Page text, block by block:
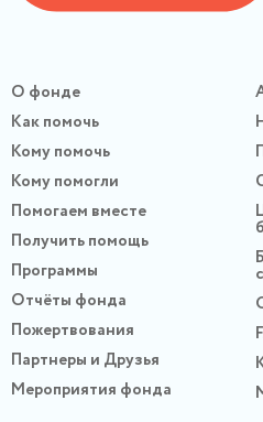
О фонде
Как помочь
Кому помочь
Кому помогли
Помогаем вместе
Получить помощь
Программы
Отчёты фонда
Пожертвования
Партнеры и Друзья
Мероприятия фонда